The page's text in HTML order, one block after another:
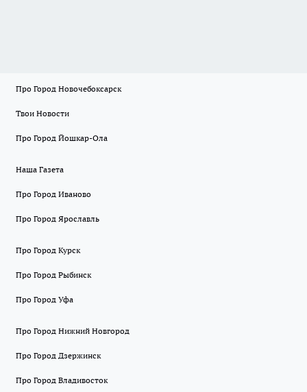
Про Город Новочебоксарск
Твои Новости
Про Город Йошкар-Ола
Наша Газета
Про Город Иваново
Про Город Ярославль
Про Город Курск
Про Город Рыбинск
Про Город Уфа
Про Город Нижний Новгород
Про Город Дзержинск
Про Город Владивосток